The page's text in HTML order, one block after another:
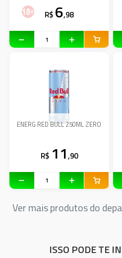
R$ 6,98
ENERG RED BULL 250ML ZERO
R$ 11,90
Ver mais produtos do
ISSO PODE TE